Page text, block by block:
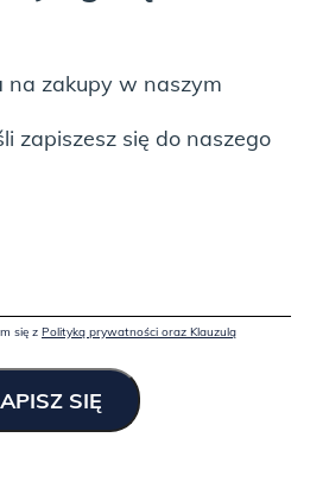
na zakupy w naszym
zapiszesz się do naszego
się z Polityką prywatności oraz Klauzulą